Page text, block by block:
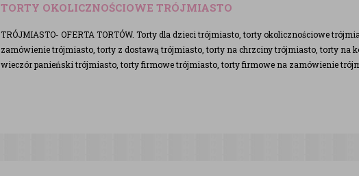
TORTY OKOLICZNOŚCIOWE TRÓJMIASTO
TRÓJMIASTO- OFERTA TORTÓW. Torty dla dzieci trójmiasto, torty okolicznościowe
zamówienie trójmiasto, torty z dostawą trójmiasto, torty na chrzciny trójmiasto, torty na
wieczór panieński trójmiasto, torty firmowe trójmiasto, torty firmowe na zamówienie